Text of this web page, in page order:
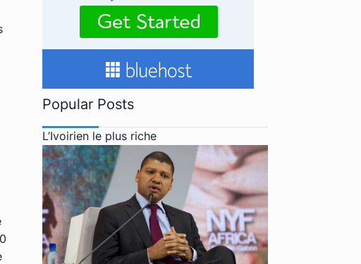
Popular Posts
L’Ivoirien le plus riche